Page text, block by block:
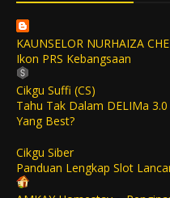
KAUNSELOR NURHAIZA
Ikon PRS Kebangsaan
Cikgu Suffi (CS)
Tahu Tak Dalam DELIMa
Yang Best?
Cikgu Siber
Panduan Lengkap Slot